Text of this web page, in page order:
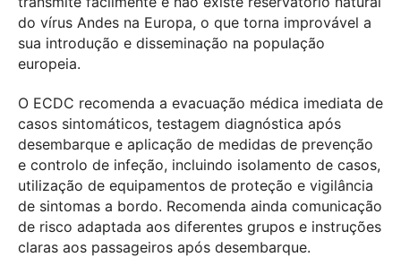
do vírus Andes na Europa, o que torna improvável a
sua introdução e disseminação na população
europeia.
O ECDC recomenda a evacuação médica imediata de
casos sintomáticos, testagem diagnóstica após
desembarque e aplicação de medidas de prevenção
e controlo de infeção, incluindo isolamento de casos,
utilização de equipamentos de proteção e vigilância
de sintomas a bordo. Recomenda ainda comunicação
de risco adaptada aos diferentes grupos e instruções
claras aos passageiros após desembarque.